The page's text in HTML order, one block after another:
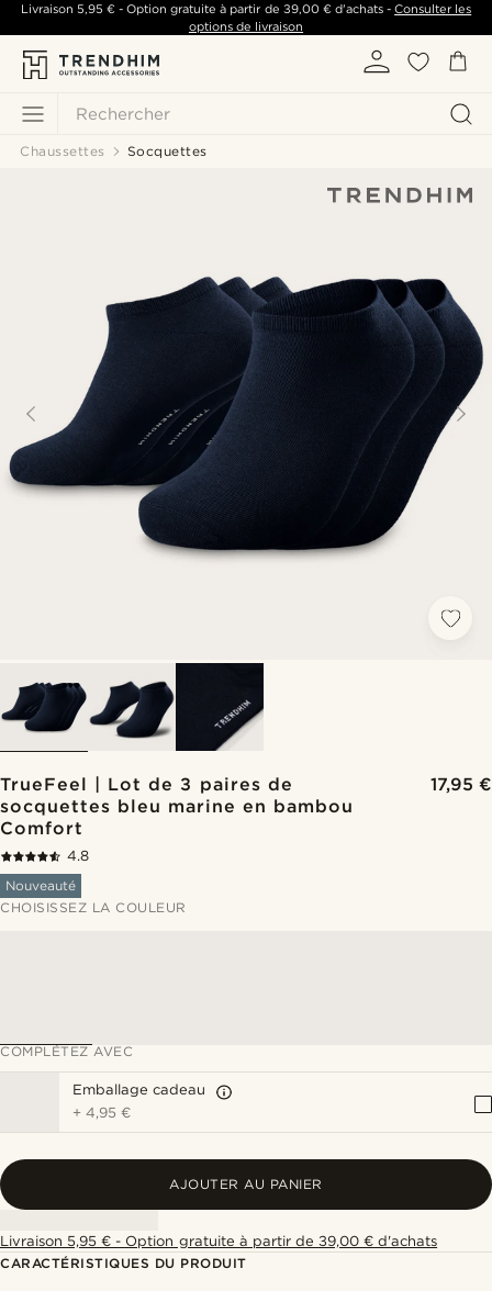
Rechercher
Livraison 5,95 €- Option gratuite à partir de 39,00 €d'achats -Consulter les
options de livraison
Chaussettes Socquettes
TrueFeel | Lot de 3 paires de
socquettes bleu marine en bambou
Comfort
17,95 €
4.8
Nouveauté
CHOISISSEZ LA COULEUR
COMPLÉTEZ AVEC
Emballage cadeau
+4,95 €
AJOUTER AU PANIER
Livraison 5,95 € - Option gratuite à partir de 39,00 € d'achats
CARACTÉRISTIQUES DU PRODUIT